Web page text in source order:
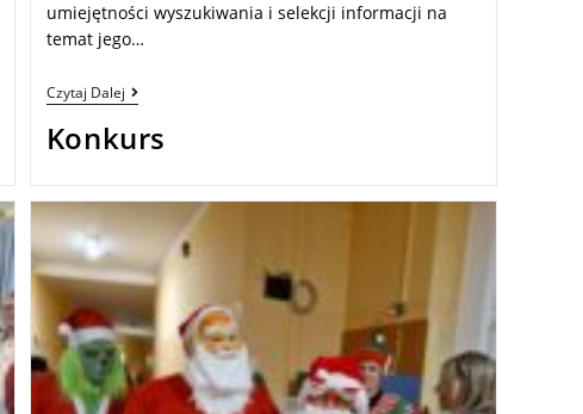
umiejętności wyszukiwania i selekcji informacji na
temat jego…
Czytaj Dalej
Konkurs